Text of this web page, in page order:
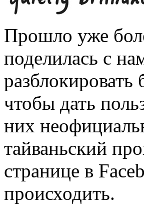
Прошло уже
поделилась с
чтобы дать
них
тайваньский
странице в
происходить.